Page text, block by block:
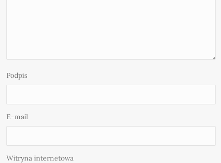
Podpis
E-mail
Witryna internetowa